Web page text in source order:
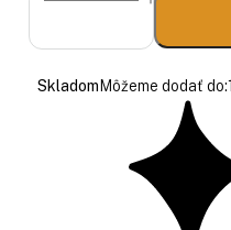
Skladom Môžeme dodať do: